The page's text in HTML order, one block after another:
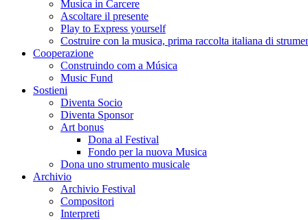
Musica in Carcere
Ascoltare il presente
Play to Express yourself
Costruire con la musica, prima raccolta italiana di
Cooperazione
Construindo com a Música
Music Fund
Sostieni
Diventa Socio
Diventa Sponsor
Art bonus
Dona al Festival
Fondo per la nuova Musica
Dona uno strumento musicale
Archivio
Archivio Festival
Compositori
Interpreti